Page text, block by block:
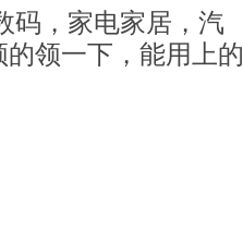
码，家电家居，汽
领一下，能用上的